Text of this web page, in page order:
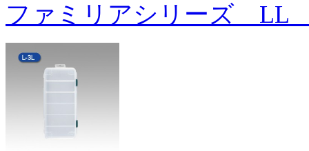
ファミリアシリーズ LL